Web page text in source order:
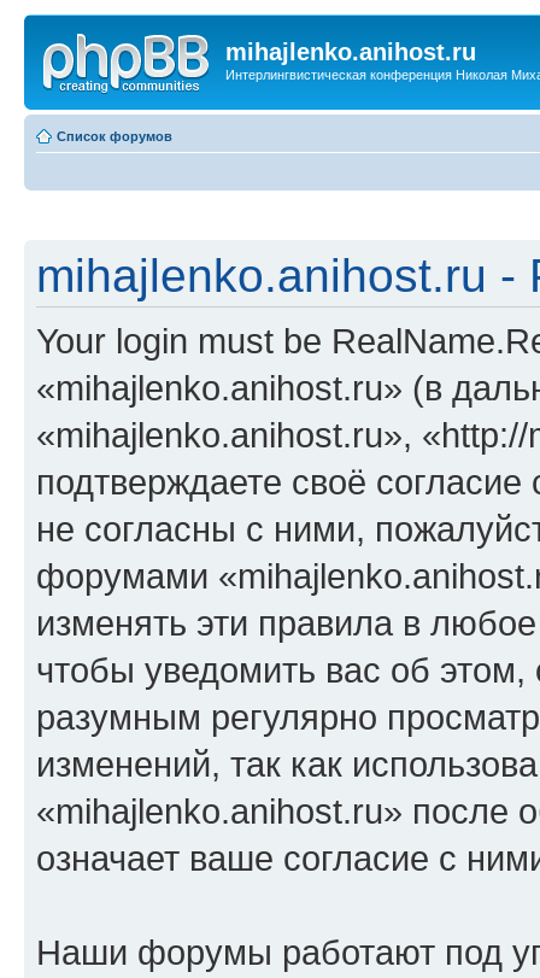
mihajlenko.anihost.ru
Интерлингвистическая конференция Николая
Список форумов
mihajlenko.anihost.ru -
Your login must be
«mihajlenko.anihost.ru» (в
«mihajlenko.anihost.ru»,
подтверждаете своё
не согласны с ними,
форумами
изменять эти правила в
чтобы уведомить вас об
разумным регулярно
изменений, так как
«mihajlenko.anihost.ru» после
означает ваше согласие с
Наши форумы работают под